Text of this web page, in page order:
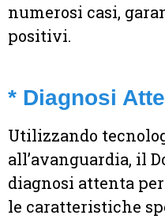
numerosi casi,
positivi.
* Diagnosi
Utilizzando
all’avanguardia, il
diagnosi attenta
le caratteristiche